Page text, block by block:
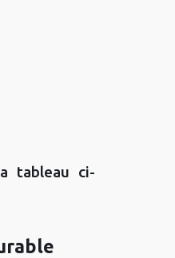
tableau ci-